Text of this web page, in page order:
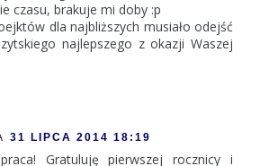
czasu, brakuje mi doby :p
dla najbliższych musiało odejść
najlepszego z okazji Waszej
31 LIPCA 2014 18:19
Gratuluję pierwszej rocznicy i